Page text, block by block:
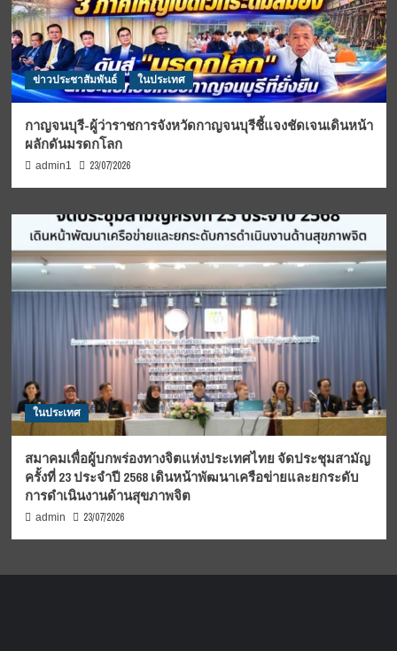
ข่าวประชาสัมพันธ์ ในประเทศ
กาญจนบุรี-ผู้ว่าราชการจังหวัดกาญจนบุรีชี้แจงชัดเจนเดินหน้า
ผลักดันมรดกโลก
admin1 23/07/2026
ในประเทศ
สมาคมเพื่อผู้บกพร่องทางจิตแห่งประเทศไทย จัดประชุมสามัญ
ครั้งที่ 23 ประจำปี 2568 เดินหน้าพัฒนาเครือข่ายและยกระดับ
การดำเนินงานด้านสุขภาพจิต
admin 23/07/2026